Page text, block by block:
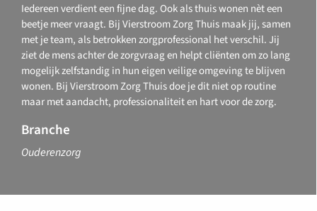
Iedereen verdient een fijne dag. Ook als thuis wonen nèt een
beetje meer vraagt. Bij Vierstroom Zorg Thuis maak jij, samen
met je team, als betrokken zorgprofessional het verschil. Jij
ziet de mens achter de zorgvraag en helpt cliënten om zo lang
mogelijk zelfstandig in hun eigen veilige omgeving te blijven
wonen. Bij Vierstroom Zorg Thuis doe je dit niet op routine
maar met aandacht, professionaliteit en hart voor de zorg.
Branche
Ouderenzorg